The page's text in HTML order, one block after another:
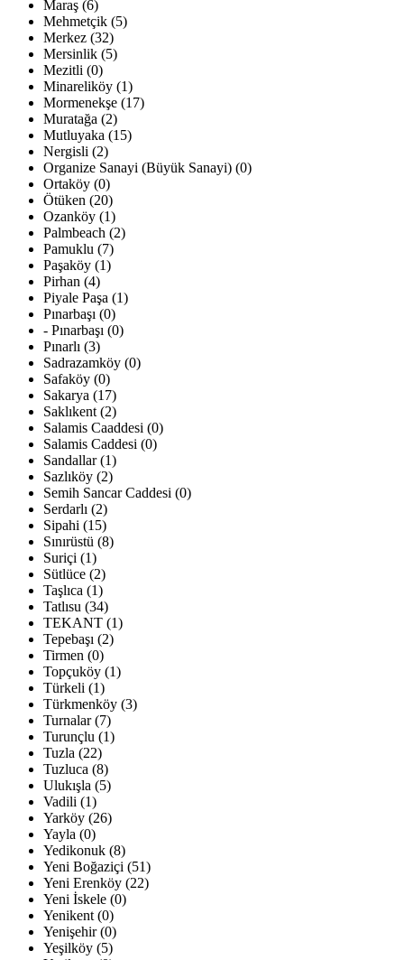
Maraş (6)
Mehmetçik (5)
Merkez (32)
Mersinlik (5)
Mezitli (0)
Minareliköy (1)
Mormenekşe (17)
Muratağa (2)
Mutluyaka (15)
Nergisli (2)
Organize Sanayi (Büyük Sanayi) (0)
Ortaköy (0)
Ötüken (20)
Ozanköy (1)
Palmbeach (2)
Pamuklu (7)
Paşaköy (1)
Pirhan (4)
Piyale Paşa (1)
Pınarbaşı (0)
- Pınarbaşı (0)
Pınarlı (3)
Sadrazamköy (0)
Safaköy (0)
Sakarya (17)
Saklıkent (2)
Salamis Caaddesi (0)
Salamis Caddesi (0)
Sandallar (1)
Sazlıköy (2)
Semih Sancar Caddesi (0)
Serdarlı (2)
Sipahi (15)
Sınırüstü (8)
Suriçi (1)
Sütlüce (2)
Taşlıca (1)
Tatlısu (34)
TEKANT (1)
Tepebaşı (2)
Tirmen (0)
Topçuköy (1)
Türkeli (1)
Türkmenköy (3)
Turnalar (7)
Turunçlu (1)
Tuzla (22)
Tuzluca (8)
Ulukışla (5)
Vadili (1)
Yarköy (26)
Yayla (0)
Yedikonuk (8)
Yeni Boğaziçi (51)
Yeni Erenköy (22)
Yeni İskele (0)
Yenikent (0)
Yenişehir (0)
Yeşilköy (5)